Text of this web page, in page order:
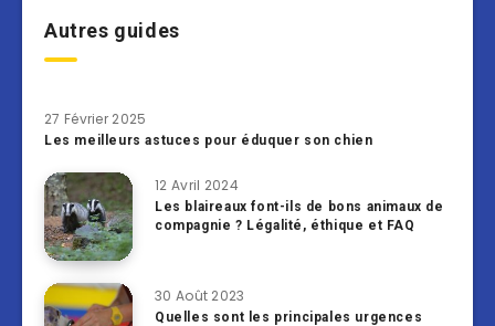
Autres guides
27 Février 2025
Les meilleurs astuces pour éduquer son chien
12 Avril 2024
Les blaireaux font-ils de bons animaux de
compagnie ? Légalité, éthique et FAQ
30 Août 2023
Quelles sont les principales urgences